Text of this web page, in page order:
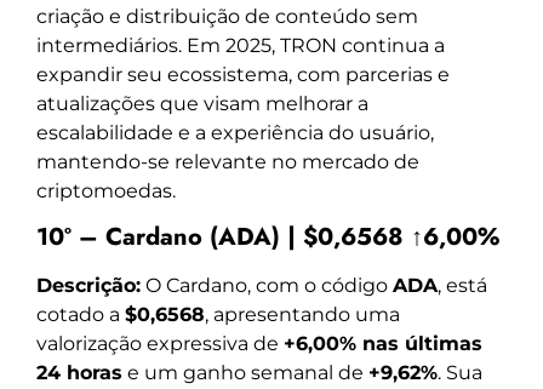
criação e distribuição de conteúdo sem
intermediários. Em 2025, TRON continua a
expandir seu ecossistema, com parcerias e
atualizações que visam melhorar a
escalabilidade e a experiência do usuário,
mantendo-se relevante no mercado de
criptomoedas.
10º – Cardano (ADA) | $0,6568 ↑6,00%
Descrição: O Cardano, com o código ADA, está
cotado a $0,6568, apresentando uma
valorização expressiva de +6,00% nas últimas
24 horas e um ganho semanal de +9,62%. Sua